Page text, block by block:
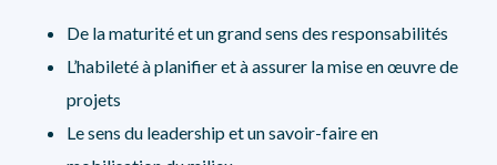
De la maturité et un grand sens des responsabilités
L’habileté à planifier et à assurer la mise en œuvre de
projets
Le sens du leadership et un savoir-faire en